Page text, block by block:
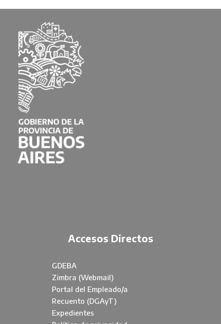
Accesos Directos
GDEBA
Zimbra (Webmail)
Portal del Empleado/a
Recuento (DGAyT)
Expedientes